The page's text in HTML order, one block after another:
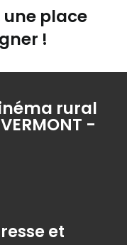
place
!
rural
-
et